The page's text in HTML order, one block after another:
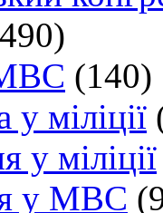
(140)
у міліції
у міліції
у МВС